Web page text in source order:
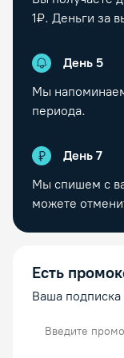
1₽. Деньги за
День 5
Мы
периода.
День 7
Мы спишем с
можете
Есть
Ваша